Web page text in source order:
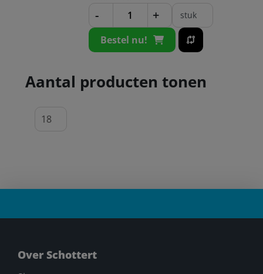
- + stuk
Bestel nu!
Aantal producten tonen
Over Schottert